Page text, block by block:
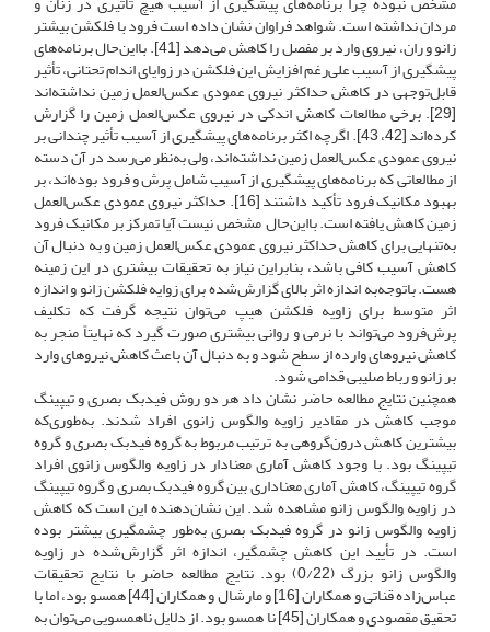
مردان نداشته است. شواهد فراوان نشان داده است فرود با فلکشن بیشتر
زانو و ران، نیروی وارد بر مفصل را کاهش می‌دهد [41]. با‌این‌حال برنامه‌های
پیشگیری از آسیب علی‌رغم افزایش این فلکشن در زوایای اندام تحتانی، تأثیر
قابل‌توجهی در کاهش حداکثر نیروی عمودی عکس‌العمل زمین نداشته‌اند
[29]. برخی مطالعات کاهش اندکی در نیروی عکس‌العمل زمین را گزارش
کرده‌اند [42، 43]. اگر‌چه اکثر برنامه‌های پیشگیری از آسیب تأثیر چندانی بر
نیروی عمودی عکس‌العمل زمین نداشته‌اند، ولی به‌نظر می‌رسد در آن دسته
از مطالعاتی که برنامه‌های پیشگیری از آسیب شامل پرش و فرود بوده‌اند، بر
بهبود مکانیک فرود تأکید داشتند [16]. حداکثر نیروی عمودی عکس‌العمل
زمین کاهش یافته است. با‌این‌حال مشخص نیست آیا تمرکز بر مکانیک فرود
به‌تنهایی برای کاهش حداکثر نیروی عمودی عکس‌العمل زمین و به دنبال آن
کاهش آسیب کافی باشد، بنابراین نیاز به تحقیقات بیشتری در این زمینه
هست. با‌توجه‌به اندازه اثر بالای گزارش‌شده برای زوایه فلکشن زانو و اندازه
اثر متوسط برای زاویه فلکشن هیپ می‌توان نتیجه گرفت که تکلیف
پرش‌فرود می‌تواند با نرمی و روانی بیشتری صورت گیرد که نهایتاً منجر به
کاهش نیروهای وارده از سطح شود و به دنبال آن باعث کاهش نیروهای وارد
بر زانو و رباط صلیبی قدامی شود.
همچنین نتایج مطالعه حاضر نشان داد هر دو روش فیدبک بصری و تیپینگ
موجب کاهش در مقادیر زاویه والگوس زانوی افراد شدند. به‌طوری‌که
بیشترین کاهش درون‌گروهی به ترتیب مربوط به گروه فیدبک بصری و گروه
تیپینگ بود. با وجود کاهش آماری معنادار در زاویه والگوس زانوی افراد
گروه تیپینگ، کاهش آماری معناداری بین گروه فیدبک بصری و گروه تیپینگ
در زاویه والگوس زانو مشاهده شد. این نشان‌دهنده این است که کاهش
زاویه والگوس زانو در گروه فیدبک بصری به‌طور چشمگیری بیشتر بوده
است. در تأیید این کاهش چشمگیر، اندازه اثر گزارش‌شده در زاویه
والگوس زانو بزرگ (0/22) بود. نتایج مطالعه حاضر با نتایج تحقیقات
عباس‌زاده قناتی و همکاران [16] و مارشال و همکاران [44] همسو بود، اما با
تحقیق مقصودی و همکاران [45] نا همسو بود. از دلایل ناهمسویی می‌توان به